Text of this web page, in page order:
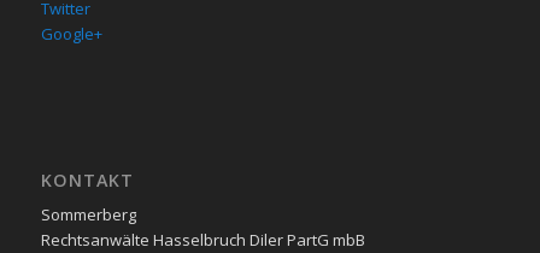
Twitter
Google+
KON­TAKT
Sommerberg
Rechtsanwälte Hasselbruch Diler PartG mbB